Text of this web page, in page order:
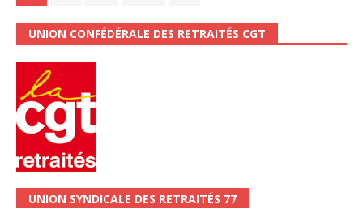
UNION CONFÉDÉRALE DES RETRAITÉS CGT
UNION SYNDICALE DES RETRAITÉS 77